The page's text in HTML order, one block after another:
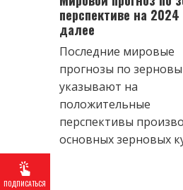
ПОДПИСАТЬСЯ
перспективе на
далее
Последние мировые
прогнозы по
указывают на
положительные
перспективы
основных зерновых